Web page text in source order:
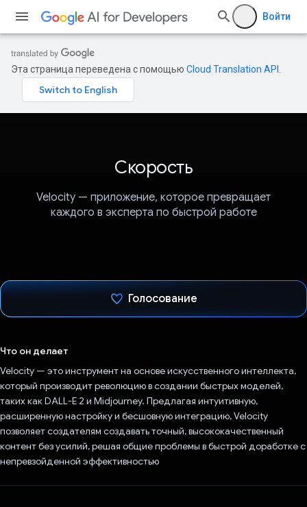
Войти
Эта страница переведена с помощью Cloud Translation API
Скорость
Velocity — приложение, которое превращает
каждого в эксперта по быстрой работе
Голосование
Что он делает
Velocity — это инструмент на основе искусственного интеллекта,
который производит революцию в создании быстрых моделей,
таких как DALL-E 2 и Midjourney. Предлагая интуитивную,
расширенную настройку и бесшовную интеграцию, Velocity
позволяет создателям создавать точный, высококачественный
контент без усилий, решая общие проблемы в быстрой доработке с
непревзойденной эффективностью